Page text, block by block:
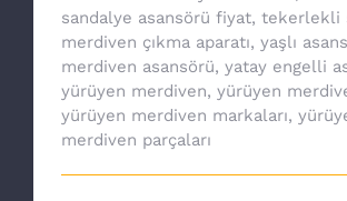
sandalye asansörü fiyat, tekerlekli
merdiven çıkma aparatı, yaşlı
merdiven asansörü, yatay engelli
yürüyen merdiven, yürüyen
yürüyen merdiven markaları,
merdiven parçaları